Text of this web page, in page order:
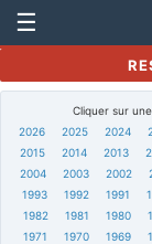
☰
Cliquer sur
2026
2025 2024
2015
2014 2013
2004
2003 2002
1993
1992 1991
1982
1981 1980
1971
1970 1969